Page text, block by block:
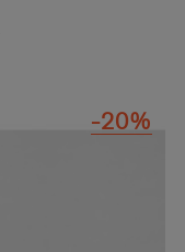
-20%